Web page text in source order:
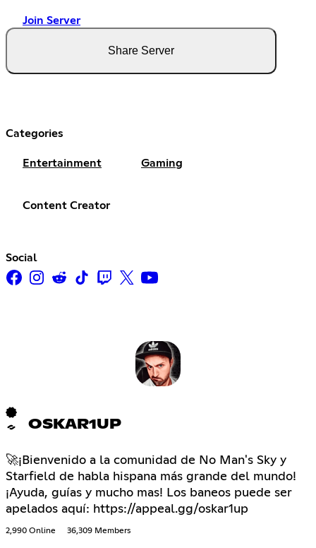
Join Server
Share Server
Categories
Entertainment Gaming
Content Creator
Social
OSKAR1UP
🚀¡Bienvenido a la comunidad de No Man's Sky y
Starfield de habla hispana más grande del mundo!
¡Ayuda, guías y mucho mas! Los baneos puede ser
apelados aquí: https://appeal.gg/oskar1up
2,990 Online 36,309 Members